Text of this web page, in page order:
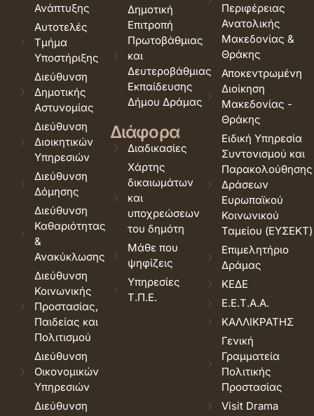
Ανάπτυξης
Αυτοτελές
Τμήμα
Υποστήριξης
Διεύθυνση
Δημοτικής
Αστυνομίας
Διεύθυνση
Διοικητικών
Υπηρεσιών
Διεύθυνση
Δόμησης
Διεύθυνση
Καθαριότητας
&
Ανακύκλωσης
Διεύθυνση
Κοινωνικής
Προστασίας,
Παιδείας και
Πολιτισμού
Διεύθυνση
Οικονομικών
Υπηρεσιών
Διεύθυνση
Δημοτική
Επιτροπή
Πρωτοβάθμιας
και
Δευτεροβάθμιας
Εκπαίδευσης
Δήμου Δράμας
Διάφορα
Διαδικασίες
Χάρτης
δικαιωμάτων
και
υποχρεώσεων
του δημότη
Μάθε που
ψηφίζεις
Υπηρεσίες
Τ.Π.Ε.
Περιφέρειας
Ανατολικής
Μακεδονίας &
Θράκης
Αποκεντρωμένη
Διοίκηση
Μακεδονίας -
Θράκης
Ειδική Υπηρεσία
Συντονισμού και
Παρακολούθησης
Δράσεων
Ευρωπαϊκού
Κοινωνικού
Ταμείου (ΕΥΣΕΚΤ)
Επιμελητήριο
Δράμας
ΚΕΔΕ
Ε.Ε.Τ.Α.Α.
ΚΑΛΛΙΚΡΑΤΗΣ
Γενική
Γραμματεία
Πολιτικής
Προστασίας
Visit Drama